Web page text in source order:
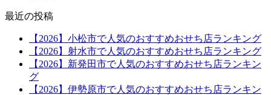
最近の投稿
【2026】小松市で人気のおすすめおせち店ランキング
【2026】射水市で人気のおすすめおせち店ランキング
【2026】新発田市で人気のおすすめおせち店ランキン
グ
【2026】伊勢原市で人気のおすすめおせち店ランキン